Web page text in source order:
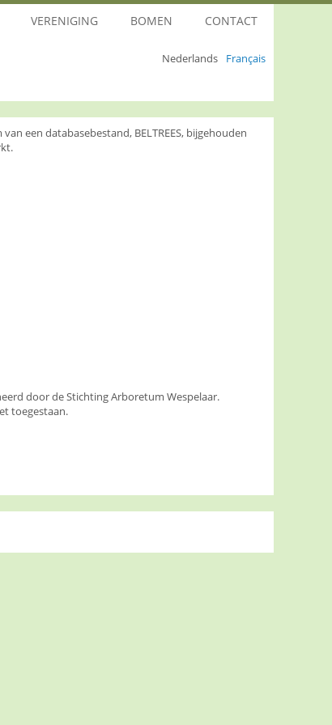
Nederlands Français
VERENIGING BOMEN CONTACT
een databasebestand, BELTREES, bijgehouden
door de Stichting Arboretum Wespelaar.
toegestaan.